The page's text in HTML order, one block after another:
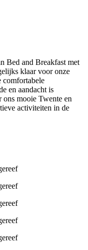
Bed and Breakfast met
klaar voor onze
comfortabele
en aandacht is
ons mooie Twente en
activiteiten in de